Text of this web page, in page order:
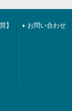
】
お問い合わせ